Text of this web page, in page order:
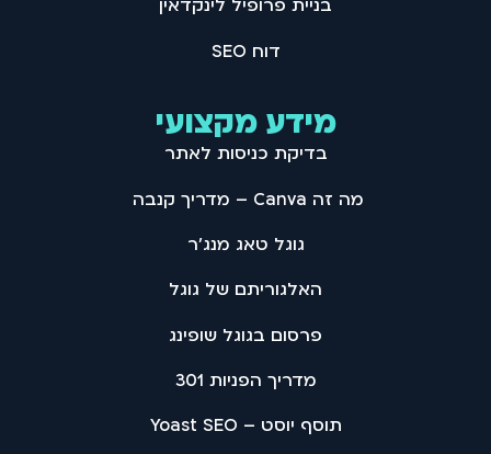
דוח SEO
מידע מקצועי
בדיקת כניסות לאתר
מה זה Canva – מדריך קנבה
גוגל טאג מנג'ר
האלגוריתם של גוגל
פרסום בגוגל שופינג
מדריך הפניות 301
תוסף יוסט – Yoast SEO